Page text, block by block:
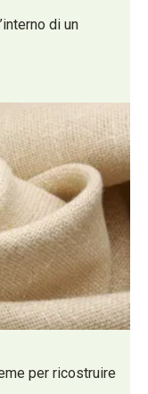
di un
per ricostruire